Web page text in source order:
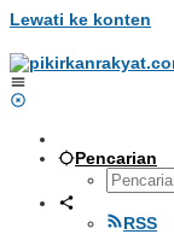
Lewati ke konten
Pencarian
RSS